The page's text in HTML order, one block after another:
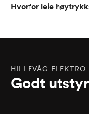
Hvorfor leie
HILLEVÅG
Godt